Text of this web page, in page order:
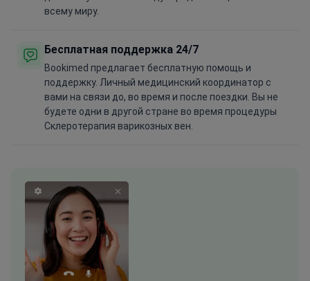
всему миру.
Бесплатная поддержка 24/7
Bookimed предлагает бесплатную помощь и
поддержку. Личный медицинский координатор с
вами на связи до, во время и после поездки. Вы не
будете одни в другой стране во время процедуры
Склеротерапия варикозных вен.